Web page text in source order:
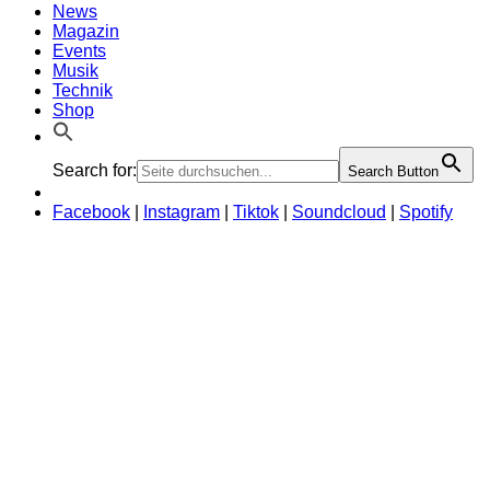
News
Magazin
Events
Musik
Technik
Shop
Search for: Search Button
Facebook Instagram Tiktok Soundcloud Spotify